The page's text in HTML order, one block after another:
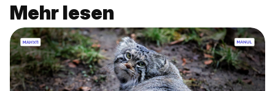
Mehr lesen